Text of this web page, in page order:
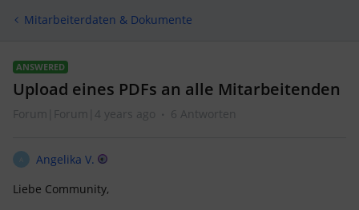
Mitarbeiterdaten & Dokumente
ANSWERED
Upload eines PDFs an alle Mitarbeitenden
Forum|Forum|4 years ago 6 Antworten
A
Angelika V.
Liebe Community,